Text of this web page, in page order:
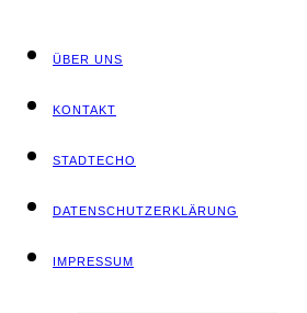
ÜBER UNS
KON­TAKT
STADT­ECHO
DATEN­SCHUTZ­ER­KLÄ­RUNG
IMPRES­SUM